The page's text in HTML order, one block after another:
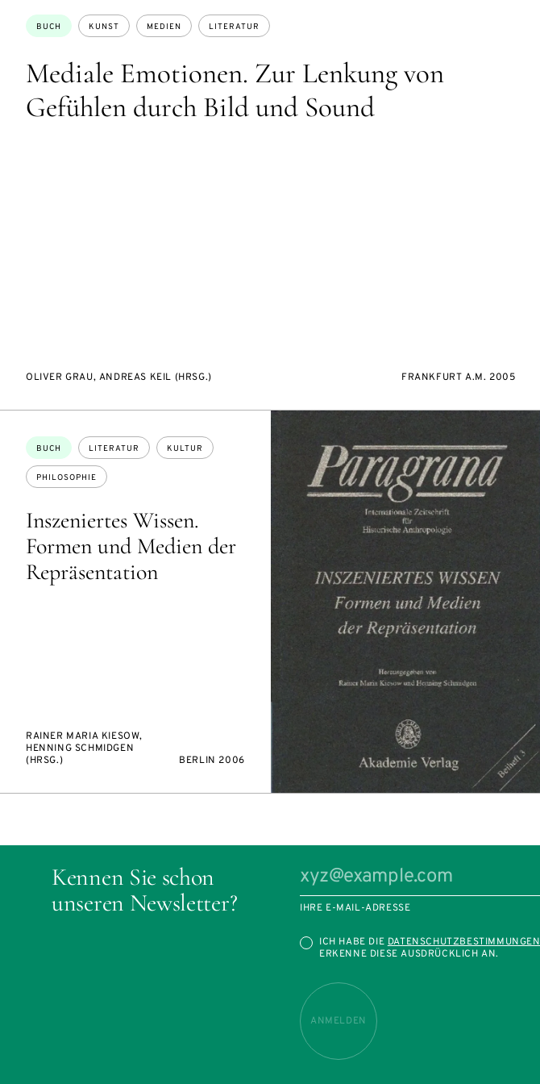
Mediale Emotionen. Zur Lenkung von
Gefühlen durch Bild und Sound
Themen:
BUCH KUNST MEDIEN LITERATUR
OLIVER GRAU, ANDREAS KEIL (HRSG.) FRANKFURT A.M. 2005
Inszeniertes Wissen.
Formen und Medien der
Repräsentation
Themen:
BUCH LITERATUR KULTUR
PHILOSOPHIE
RAINER MARIA KIESOW,
HENNING SCHMIDGEN
(HRSG.)
BERLIN 2006
Kennen Sie schon
unseren Newsletter?
IHRE E-MAIL-ADRESSE
ICH HABE DIE DATENSCHUTZBESTIMMUNGEN
ERKENNE DIESE AUSDRÜCKLICH AN.
ANMELDEN